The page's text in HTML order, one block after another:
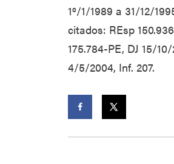
1º/1/1989 a 31/12/
citados: REsp
175.784-PE, DJ 15/
4/5/2004, Inf. 207.